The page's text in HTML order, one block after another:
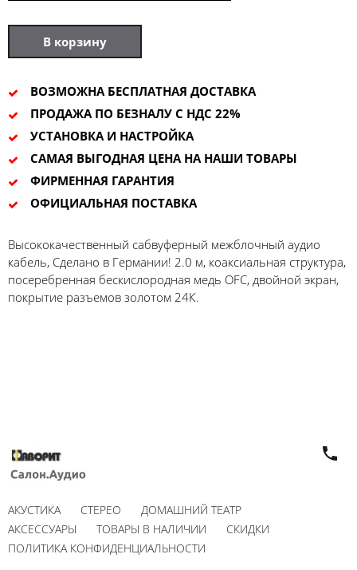
В корзину
ВОЗМОЖНА БЕСПЛАТНАЯ ДОСТАВКА
ПРОДАЖА ПО БЕЗНАЛУ С НДС 22%
УСТАНОВКА И НАСТРОЙКА
САМАЯ ВЫГОДНАЯ ЦЕНА НА НАШИ ТОВАРЫ
ФИРМЕННАЯ ГАРАНТИЯ
ОФИЦИАЛЬНАЯ ПОСТАВКА
Высококачественный сабвуферный межблочный аудио
кабель, Сделано в Германии! 2.0 м, коаксиальная структура,
посеребренная бескислородная медь OFC, двойной экран,
покрытие разъемов золотом 24К.
АКУСТИКА СТЕРЕО
ДОМАШНИЙ ТЕАТР
АКСЕССУАРЫ
ТОВАРЫ В НАЛИЧИИ
СКИДКИ
ПОЛИТИКА КОНФИДЕНЦИАЛЬНОСТИ